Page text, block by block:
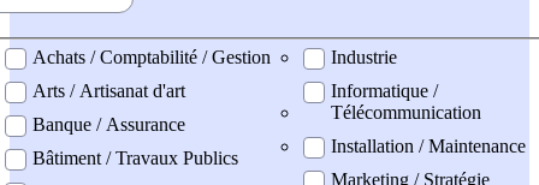
professionel
Achats / Comptabilité / Gestion
Arts / Artisanat d'art
Banque / Assurance
Bâtiment / Travaux Publics
Industrie
Informatique /
Télécommunication
Installation / Maintenance
Marketing / Stratégie